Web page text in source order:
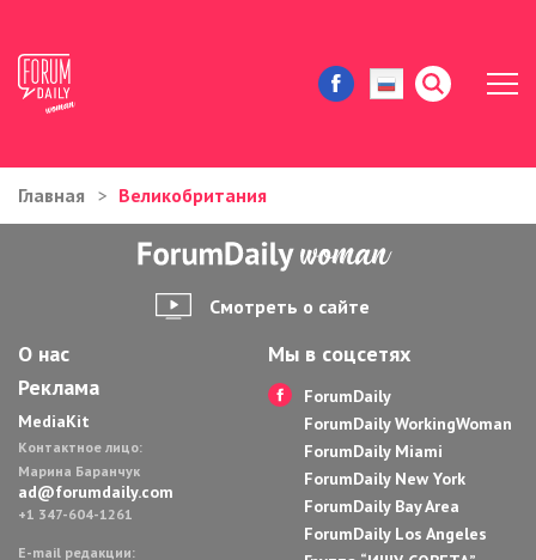
ИММИГРАЦИЯ В США
АВТОРСКИЕ КОЛОНКИ
ЗДОРОВЬЕ И КРАСОТА
ДОМ И ЕДА
Главная Великобритания
Смотреть о сайте
О нас
Реклама
MediaKit
Контактное лицо:
Марина Баранчук
ad@forumdaily.com
+1 347-604-1261
E-mail редакции:
Мы в соцсетях
ForumDaily
ForumDaily WorkingWoman
ForumDaily Miami
ForumDaily New York
ForumDaily Bay Area
ForumDaily Los Angeles